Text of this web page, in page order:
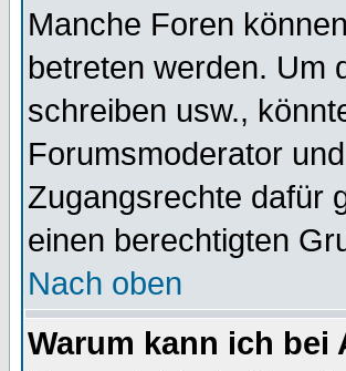
Manche Foren
betreten werden. Um
schreiben usw.,
Forumsmoderator
Zugangsrechte dafür
einen berechtigten
Nach oben
Warum kann ich